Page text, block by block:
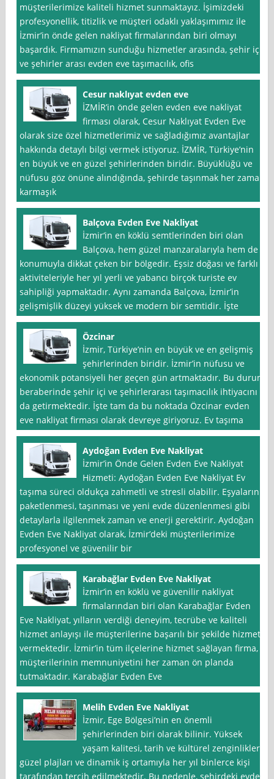
müşterilerimize kaliteli hizmet sunmaktayız. İşimizdeki
profesyonellik, titizlik ve müşteri odaklı yaklaşımımız ile
İzmir’in önde gelen nakliyat firmalarından biri olmayı
başardık. Firmamızın sunduğu hizmetler arasında, şehir içi
ve şehirler arası evden eve taşımacılık, ofis
Cesur naklıyat evden eve
İZMİR’in önde gelen evden eve nakliyat
firması olarak, Cesur Naklıyat Evden Eve
olarak size özel hizmetlerimiz ve sağladığımız avantajlar
hakkında detaylı bilgi vermek istiyoruz. İZMİR, Türkiye’nin
en büyük ve en güzel şehirlerinden biridir. Büyüklüğü ve
nüfusu göz önüne alındığında, şehirde taşınmak her zaman
karmaşık
Balçova Evden Eve Nakliyat
İzmir‘in en köklü semtlerinden biri olan
Balçova, hem güzel manzaralarıyla hem de
konumuyla dikkat çeken bir bölgedir. Eşsiz doğası ve farklı
aktiviteleriyle her yıl yerli ve yabancı birçok turiste ev
sahipliği yapmaktadır. Aynı zamanda Balçova, İzmir’in
gelişmişlik düzeyi yüksek ve modern bir semtidir. İşte
Özcinar
İzmir, Türkiye’nin en büyük ve en gelişmiş
şehirlerinden biridir. İzmir’in nüfusu ve
ekonomik potansiyeli her geçen gün artmaktadır. Bu durum
beraberinde şehir içi ve şehirlerarası taşımacılık ihtiyacını
da getirmektedir. İşte tam da bu noktada Özcinar evden
eve nakliyat firması olarak devreye giriyoruz. Ev taşıma
Aydoğan Evden Eve Nakliyat
İzmir’in Önde Gelen Evden Eve Nakliyat
Hizmeti: Aydoğan Evden Eve Nakliyat Ev
taşıma süreci oldukça zahmetli ve stresli olabilir. Eşyaların
paketlenmesi, taşınması ve yeni evde düzenlenmesi gibi
detaylarla ilgilenmek zaman ve enerji gerektirir. Aydoğan
Evden Eve Nakliyat olarak, İzmir’deki müşterilerimize
profesyonel ve güvenilir bir
Karabağlar Evden Eve Nakliyat
İzmir‘in en köklü ve güvenilir nakliyat
firmalarından biri olan Karabağlar Evden
Eve Nakliyat, yılların verdiği deneyim, tecrübe ve kaliteli
hizmet anlayışı ile müşterilerine başarılı bir şekilde hizmet
vermektedir. İzmir’in tüm ilçelerine hizmet sağlayan firma,
müşterilerinin memnuniyetini her zaman ön planda
tutmaktadır. Karabağlar Evden Eve
Melih Evden Eve Nakliyat
İzmir, Ege Bölgesi’nin en önemli
şehirlerinden biri olarak bilinir. Yüksek
yaşam kalitesi, tarih ve kültürel zenginlikleri,
güzel plajları ve dinamik iş ortamıyla her yıl binlerce kişi
tarafından tercih edilmektedir. Bu nedenle, şehirdeki evden